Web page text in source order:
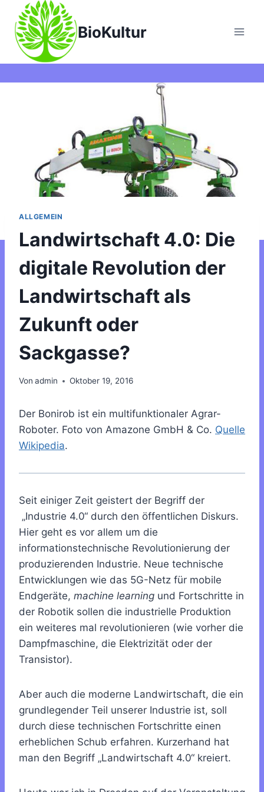
Inhalt
springen
BioKultur
ALLGEMEIN
Landwirtschaft 4.0: Die
digitale Revolution der
Landwirtschaft als
Zukunft oder
Sackgasse?
Von admin Oktober 19, 2016
Der Bonirob ist ein multifunktionaler Agrar-
Roboter. Foto von Amazone GmbH & Co. Quelle
Wikipedia.
Seit einiger Zeit geistert der Begriff der
„Industrie 4.0“ durch den öffentlichen Diskurs.
Hier geht es vor allem um die
informationstechnische Revolutionierung der
produzierenden Industrie. Neue technische
Entwicklungen wie das 5G-Netz für mobile
Endgeräte, machine learning und Fortschritte in
der Robotik sollen die industrielle Produktion
ein weiteres mal revolutionieren (wie vorher die
Dampfmaschine, die Elektrizität oder der
Transistor).
Aber auch die moderne Landwirtschaft, die ein
grundlegender Teil unserer Industrie ist, soll
durch diese technischen Fortschritte einen
erheblichen Schub erfahren. Kurzerhand hat
man den Begriff „Landwirtschaft 4.0“ kreiert.